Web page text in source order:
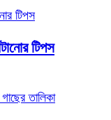
টিপস